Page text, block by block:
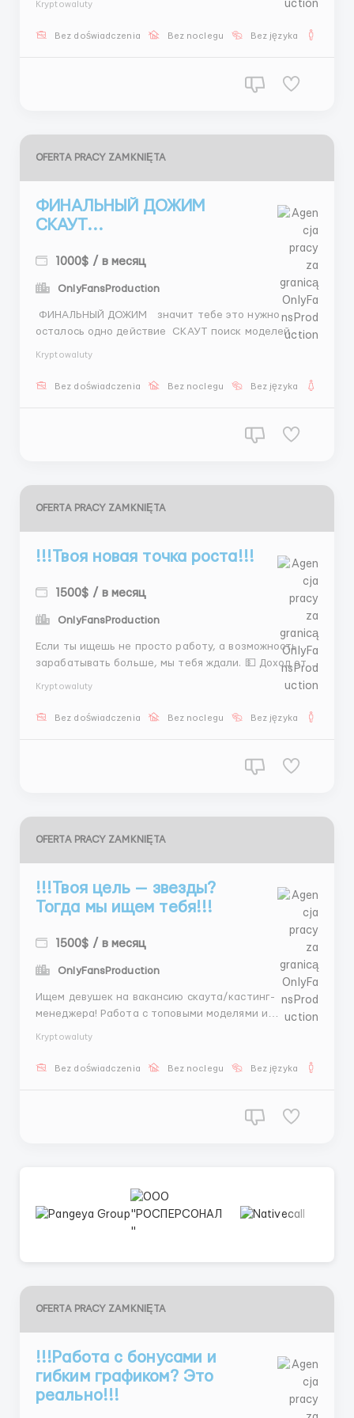
перед тобой 📲 @Stas_WR10 ...
Kryptowaluty
Bez doświadczenia Bez noclegu Bez języka
OFERTA PRACY ZAMKNIĘTA
ФИНАЛЬНЫЙ ДОЖИМ
СКАУТ...
1000$ / в месяц
OnlyFansProduction
ФИНАЛЬНЫЙ ДОЖИМ значит тебе это нужно
осталось одно действие СКАУТ поиск моделей
ДОЛГО @Stas_WR10 ...
Kryptowaluty
Bez doświadczenia Bez noclegu Bez języka
OFERTA PRACY ZAMKNIĘTA
!!!Твоя новая точка роста!!!
1500$ / в месяц
OnlyFansProduction
Если ты ищешь не просто работу, а возможность
зарабатывать больше, мы тебя ждали. 💵 Доход от
$600+ 📈 Рост вместе с результатом 🌍 Работа по
Готов(а) попробовать? 📩 Telegram: @MariaLiHR ...
Kryptowaluty
Bez doświadczenia Bez noclegu Bez języka
OFERTA PRACY ZAMKNIĘTA
!!!Твоя цель — звезды?
Тогда мы ищем тебя!!!
1500$ / в месяц
OnlyFansProduction
Ищем девушек на вакансию скаута/кастинг-
менеджера! Работа с топовыми моделями и
бонусы за отличные результаты! 🏆 Пиши в Telegram:
Kryptowaluty
Bez doświadczenia Bez noclegu Bez języka
OFERTA PRACY ZAMKNIĘTA
!!!Работа с бонусами и
гибким графиком? Это
реально!!!